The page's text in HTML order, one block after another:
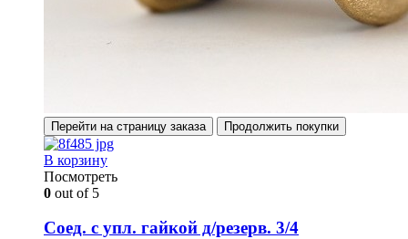
Перейти на страницу заказа Продолжить покупки
В корзину
Посмотреть
0 out of 5
Соед. с упл. гайкой д/резерв. 3/4